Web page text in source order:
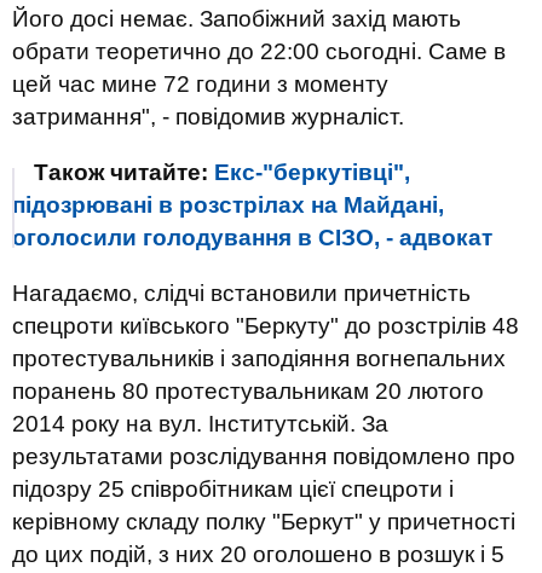
Його досі немає. Запобіжний захід мають
обрати теоретично до 22:00 сьогодні. Саме в
цей час мине 72 години з моменту
затримання", - повідомив журналіст.
Також читайте: Екс-"беркутівці",
підозрювані в розстрілах на Майдані,
оголосили голодування в СІЗО, - адвокат
Нагадаємо, слідчі встановили причетність
спецроти київського "Беркуту" до розстрілів 48
протестувальників і заподіяння вогнепальних
поранень 80 протестувальникам 20 лютого
2014 року на вул. Інститутській. За
результатами розслідування повідомлено про
підозру 25 співробітникам цієї спецроти і
керівному складу полку "Беркут" у причетності
до цих подій, з них 20 оголошено в розшук і 5